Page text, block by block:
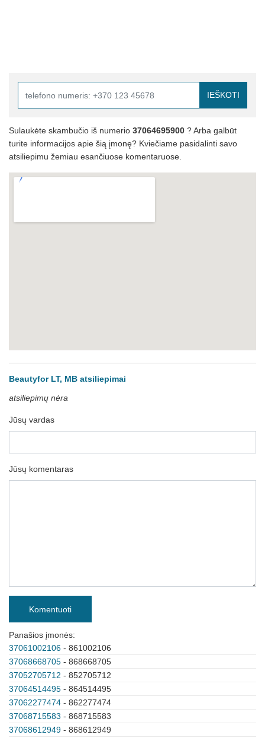
IEŠKOTI
Sulaukėte skambučio iš numerio 37064695900 ? Arba galbūt
turite informacijos apie šią įmonę? Kviečiame pasidalinti savo
atsiliepimu žemiau esančiuose komentaruose.
Beautyfor LT, MB atsiliepimai
atsiliepimų nėra
Jūsų vardas
Jūsų komentaras
Komentuoti
Panašios įmonės:
37061002106 - 861002106
37068668705 - 868668705
37052705712 - 852705712
37064514495 - 864514495
37062277474 - 862277474
37068715583 - 868715583
37068612949 - 868612949